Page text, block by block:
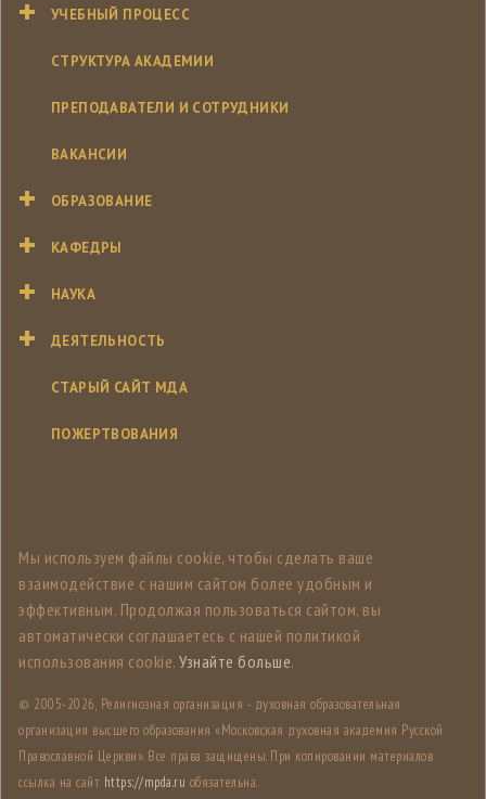
УЧЕБНЫЙ ПРОЦЕСС
СТРУКТУРА АКАДЕМИИ
ПРЕПОДАВАТЕЛИ И СОТРУДНИКИ
ВАКАНСИИ
ОБРАЗОВАНИЕ
КАФЕДРЫ
НАУКА
ДЕЯТЕЛЬНОСТЬ
СТАРЫЙ САЙТ МДА
ПОЖЕРТВОВАНИЯ
Мы используем файлы cookie, чтобы сделать ваше
взаимодействие с нашим сайтом более удобным и
эффективным. Продолжая пользоваться сайтом, вы
автоматически соглашаетесь с нашей политикой
использования cookie. Узнайте больше.
© 2005-2026, Религиозная организация - духовная образовательная
организация высшего образования «Московская духовная академия Русской
Православной Церкви». Все права защищены. При копировании материалов
ссылка на сайт https://mpda.ru обязательна.